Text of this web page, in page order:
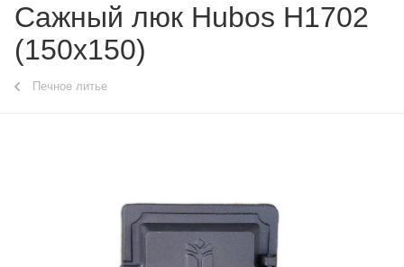
Сажный люк Hubos Н1702
(150х150)
Печное литье